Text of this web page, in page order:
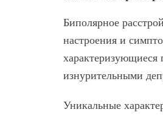
Биполярное
настроения и
характеризующиеся
изнурительными
Уникальные